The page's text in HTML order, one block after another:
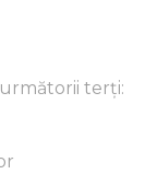
terți: